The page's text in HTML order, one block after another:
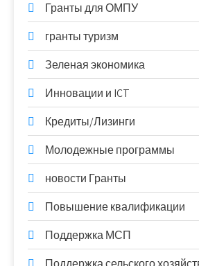
Гранты для ОМПУ
гранты туризм
Зеленая экономика
Инновации и ICT
Кредиты/Лизинги
Молодежные программы
новости Гранты
Повышение квалификации
Поддержка МСП